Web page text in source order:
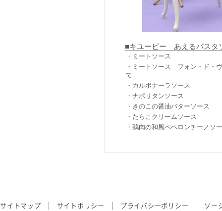
■キユーピー あえるパス
・ミートソース
・ミートソース フォン・ド・
て
・カルボナーラソース
・ナポリタンソース
・きのこの醤油バターソース
・たらこクリームソース
・鶏肉の和風ペペロンチーノソ
サイトマップ サイトポリシー プライバシーポリシー ソー